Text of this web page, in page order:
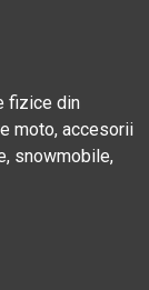
fizice din
moto, accesorii
snowmobile,